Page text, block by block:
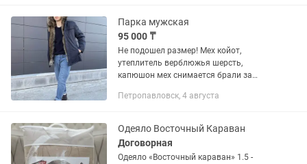
Парка мужская
95 000 ₸
Не подошел размер! Мех койот,
утеплитель верблюжья шерсть,
капюшон мех снимается брали за
Петропавловск, 4 августа
Одеяло Восточный Караван
Договорная
Одеяло «Восточный караван» 1.5 -